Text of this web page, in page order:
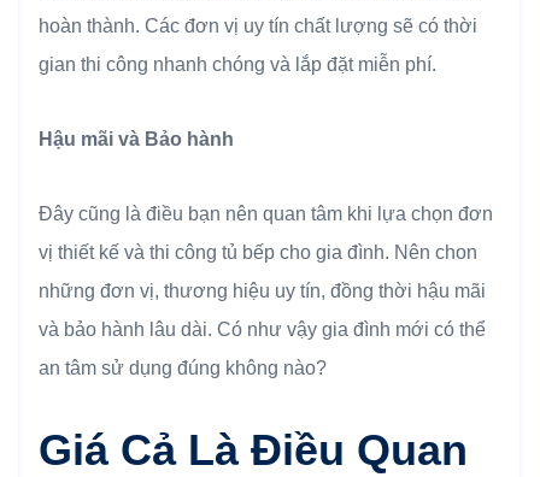
hoàn thành. Các đơn vị uy tín chất lượng sẽ có thời
gian thi công nhanh chóng và lắp đặt miễn phí.
Hậu mãi và Bảo hành
Đây cũng là điều bạn nên quan tâm khi lựa chọn đơn
vị thiết kế và thi công tủ bếp cho gia đình. Nên chon
những đơn vị, thương hiệu uy tín, đồng thời hậu mãi
và bảo hành lâu dài. Có như vậy gia đình mới có thể
an tâm sử dụng đúng không nào?
Giá Cả Là Điều Quan